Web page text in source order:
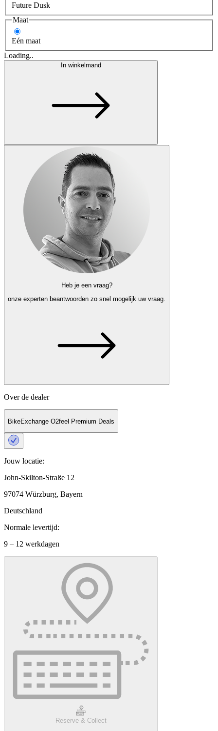
Future Dusk
Maat
Eén maat
Loading..
In winkelmand
Heb je een vraag?
onze experten beantwoorden zo snel mogelijk uw vraag.
Over de dealer
BikeExchange O2feel Premium Deals
Jouw locatie:
John-Skilton-Straße 12
97074 Würzburg, Bayern
Deutschland
Normale levertijd:
9 – 12 werkdagen
Reserve & Collect